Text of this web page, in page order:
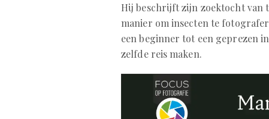
Hij beschrijft zijn zoektocht van
manier om insecten te
een beginner tot een geprezen
zelfde reis maken.